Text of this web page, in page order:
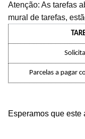
Atenção: As tarefas
mural de tarefas,
Parcelas a pagar
Esperamos que este